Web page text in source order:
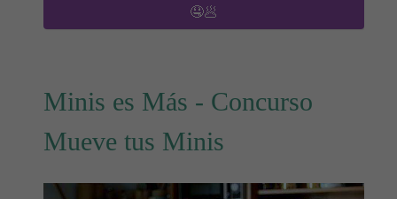
🤤🥟
Minis es Más - Concurso
Mueve tus Minis